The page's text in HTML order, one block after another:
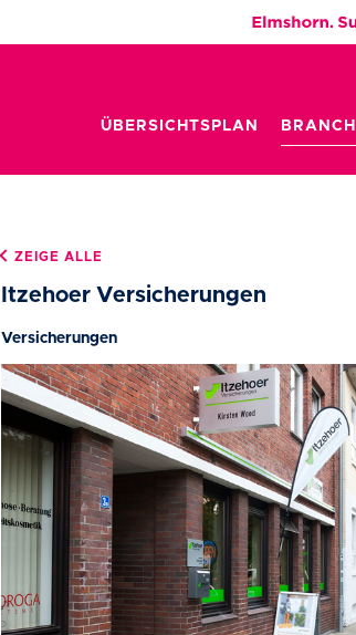
ÜBERSICHTSPLAN
ZEIGE ALLE
Itzehoer Versicherungen
Versicherungen